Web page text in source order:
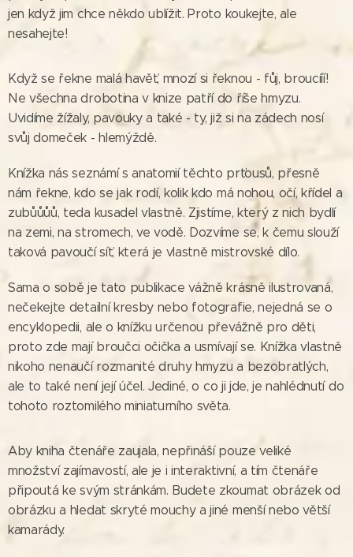
jen když jim chce někdo ublížit. Proto koukejte, ale
nesahejte! 😉
Když se řekne malá havěť, mnozí si řeknou - fůj, broucííí!
Ne všechna drobotina v knize patří do říše hmyzu.
Uvidíme žížaly, pavouky a také - ty, již si na zádech nosí
svůj domeček - hlemýždě.
Knížka nás seznámí s anatomií těchto prťousů, přesně
nám řekne, kdo se jak rodí, kolik kdo má nohou, očí, křídel a
zubůůůů, teda kusadel vlastně. Zjistíme, který z nich bydlí
na zemi, na stromech, ve vodě. Dozvíme se, k čemu slouží
taková pavoučí síť, která je vlastně mistrovské dílo.
Sama o sobě je tato publikace vážně krásně ilustrovaná,
nečekejte detailní kresby nebo fotografie, nejedná se o
encyklopedii, ale o knížku určenou převážně pro děti,
proto zde mají broučci očička a usmívají se. Knížka vlastně
nikoho nenaučí rozmanité druhy hmyzu a bezobratlých,
ale to také není její účel. Jediné, o co ji jde, je nahlédnutí do
tohoto roztomilého miniaturního světa.
Aby kniha čtenáře zaujala, nepřináší pouze veliké
množství zajímavostí, ale je i interaktivní, a tím čtenáře
připoutá ke svým stránkám. Budete zkoumat obrázek od
obrázku a hledat skryté mouchy a jiné menší nebo větší
kamarády.